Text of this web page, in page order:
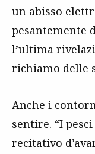
un abisso
pesantemente
l’ultima
richiamo delle
Anche i
sentire. “I
recitativo